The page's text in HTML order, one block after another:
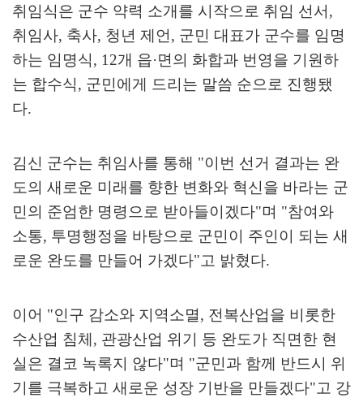
취임식은 군수 약력 소개를 시작으로 취임 선서 ,
취임사, 축사, 청년 제언 , 군민 대표가 군수를 임명
하는 임명식, 12개 읍·면의 화합과 번영을 기원하
는 합수식, 군민에게 드리는 말씀 순으로 진행됐
다.
김신 군수는 취임사를 통해 "이번 선거 결과는 완
도의 새로운 미래를 향한 변화와 혁신을 바라는 군
민의 준엄한 명령으로 받아들이겠다"며 "참여와
소통, 투명행정을 바탕으로 군민이 주인이 되는 새
로운 완도를 만들어 가겠다"고 밝혔다.
이어 "인구 감소와 지역소멸, 전복산업을 비롯한
수산업 침체 , 관광산업 위기 등 완도가 직면한 현
실은 결코 녹록지 않다"며 "군민과 함께 반드시 위
기를 극복하고 새로운 성장 기반을 만들겠다"고 강